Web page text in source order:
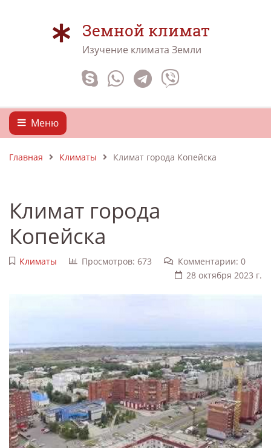
Земной климат
Изучение климата Земли
Меню
Главная Климаты Климат города Копейска
Климат города
Копейска
Климаты Просмотров: 673
Комментарии: 0
28 октября 2023 г.